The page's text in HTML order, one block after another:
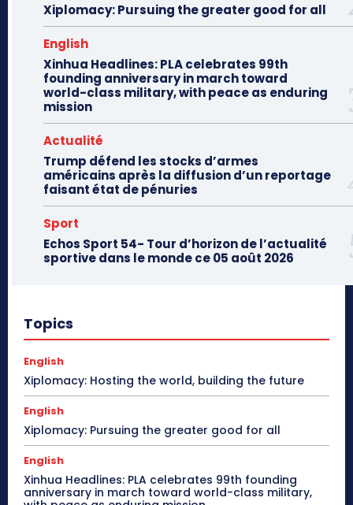
Xiplomacy: Pursuing the greater good for all
English
Xinhua Headlines: PLA celebrates 99th
founding anniversary in march toward
world-class military, with peace as enduring
mission
Actualité
Trump défend les stocks d’armes
américains après la diffusion d’un reportage
faisant état de pénuries
Sport
Echos Sport 54- Tour d’horizon de l’actualité
sportive dans le monde ce 05 août 2026
Topics
English
Xiplomacy: Hosting the world, building the future
English
Xiplomacy: Pursuing the greater good for all
English
Xinhua Headlines: PLA celebrates 99th founding
anniversary in march toward world-class military,